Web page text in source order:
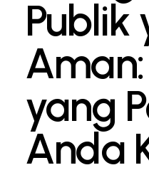
Publik
yang
Anda